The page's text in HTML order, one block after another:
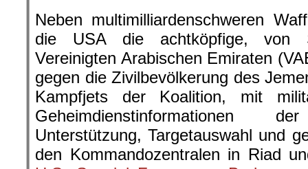
Neben multimilliardenschweren
die USA die achtköpfige, von
Vereinigten Arabischen Emiraten
gegen die Zivilbevölkerung des
Kampfjets der Koalition, mit
Geheimdienstinformationen
Unterstützung, Targetauswahl und
den Kommandozentralen in Riad